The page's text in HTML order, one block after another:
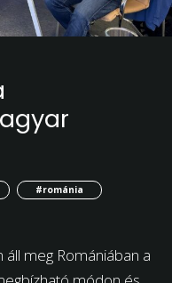
#románia
meg Romániában a